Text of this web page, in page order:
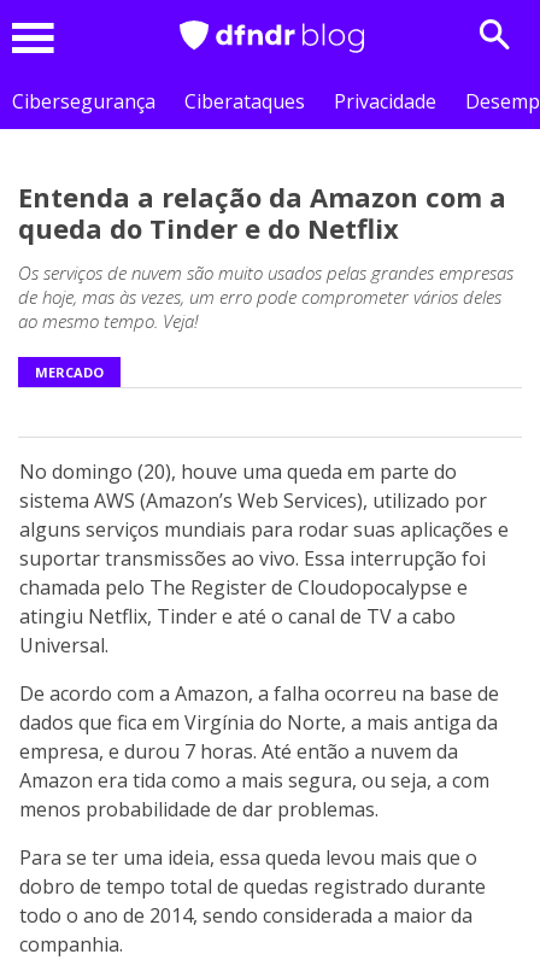
Cibersegurança
Ciberataques Privacidade
Entenda a relação da Amazon com a
queda do Tinder e do Netflix
Os serviços de nuvem são muito usados pelas grandes empresas
de hoje, mas às vezes, um erro pode comprometer vários deles
ao mesmo tempo. Veja!
MERCADO
No domingo (20), houve uma queda em parte do
sistema AWS (Amazon’s Web Services), utilizado por
alguns serviços mundiais para rodar suas aplicações e
suportar transmissões ao vivo. Essa interrupção foi
chamada pelo The Register de Cloudopocalypse e
atingiu Netflix, Tinder e até o canal de TV a cabo
Universal.
De acordo com a Amazon, a falha ocorreu na base de
dados que fica em Virgínia do Norte, a mais antiga da
empresa, e durou 7 horas. Até então a nuvem da
Amazon era tida como a mais segura, ou seja, a com
menos probabilidade de dar problemas.
Para se ter uma ideia, essa queda levou mais que o
dobro de tempo total de quedas registrado durante
todo o ano de 2014, sendo considerada a maior da
companhia.